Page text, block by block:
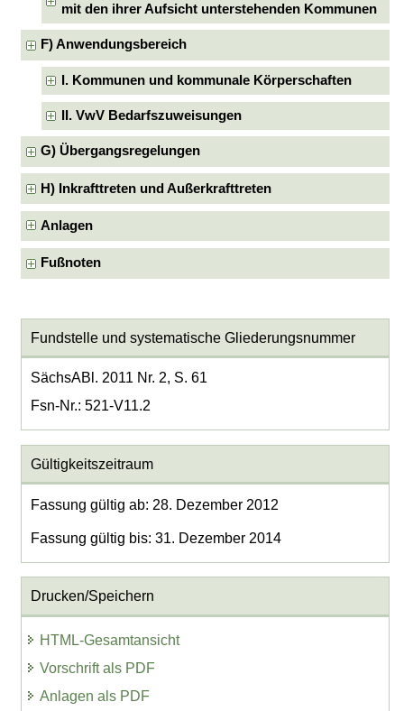
mit den ihrer Aufsicht unterstehenden Kommunen
F) Anwendungsbereich
I. Kommunen und kommunale Körperschaften
II. VwV Bedarfszuweisungen
G) Übergangsregelungen
H) Inkrafttreten und Außerkrafttreten
Anlagen
Fußnoten
Fundstelle und systematische Gliederungsnummer
SächsABl. 2011 Nr. 2, S. 61
Fsn-Nr.: 521-V11.2
Gültigkeitszeitraum
Fassung gültig ab: 28. Dezember 2012
Fassung gültig bis: 31. Dezember 2014
Drucken/Speichern
HTML-Gesamtansicht
Vorschrift als PDF
Anlagen als PDF